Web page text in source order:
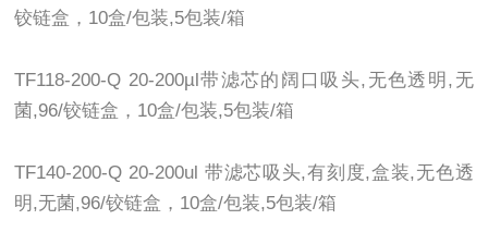
铰链盒，10盒/包装,5包装/箱
TF118-200-Q 20-200µl带滤芯的阔口吸头,无色透明,无
菌,96/铰链盒，10盒/包装,5包装/箱
TF140-200-Q 20-200ul 带滤芯吸头,有刻度,盒装,无色透
明,无菌,96/铰链盒，10盒/包装,5包装/箱